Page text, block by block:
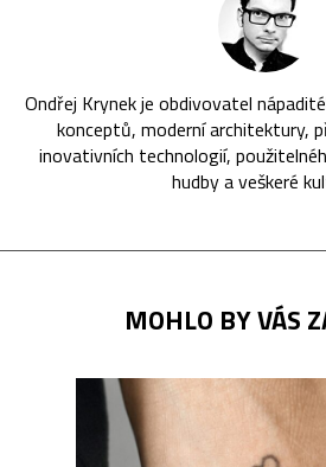
Ondřej Krynek je obdivovatel
konceptů, moderní architektury,
inovativních technologií,
hudby a veškeré
MOHLO BY VÁS